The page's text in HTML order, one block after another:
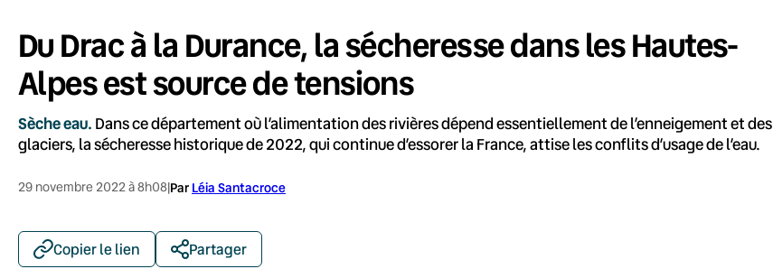
Du Drac à la Durance, la sécheresse dans les Hautes-
Alpes est source de tensions
Sèche eau. Dans ce département où l’alimentation des rivières dépend essentiellement de l’enneigement et des
glaciers, la sécheresse historique de 2022, qui continue d’essorer la France, attise les conflits d’usage de l’eau.
29 novembre 2022 à 8h08|Par Léia Santacroce
Copier le lien Partager